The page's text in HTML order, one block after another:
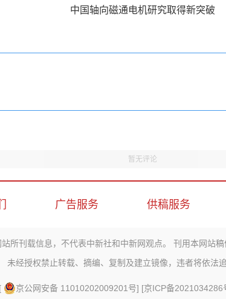
中国轴向磁通电机研究取得新突破
暂无评论
广告服务 供稿服务
所刊载信息，不代表中新社和中新网观点。 刊用本网站稿
未经授权禁止转载、摘编、复制及建立镜像，违者将依法追
京公网安备 11010202009201号] [京ICP备2021034286